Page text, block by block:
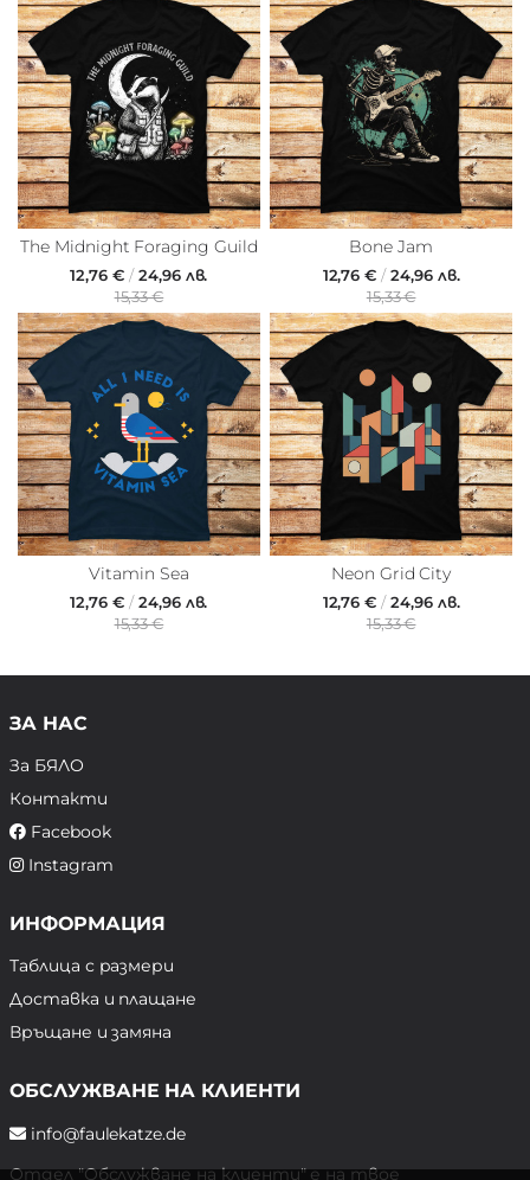
The Midnight Foraging Guild
12,76 € /24,96 лв.
15,33 €
Bone Jam
12,76 €/24,96 лв.
15,33 €
Vitamin Sea
12,76 € /24,96 лв.
15,33 €
Neon Grid City
12,76 €/24,96 лв.
15,33 €
ЗА НАС
За БЯЛО
Контакти
Facebook
Instagram
ИНФОРМАЦИЯ
Таблица с размери
Доставка и плащане
Връщане и замяна
ОБСЛУЖВАНЕ НА КЛИЕНТИ
info@faulekatze.de
Отдел "Обслужване на клиенти" е на твое